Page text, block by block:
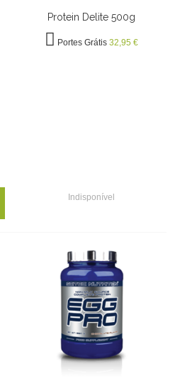
Protein Delite 500g
Portes Grátis 32,95 €
Indisponível